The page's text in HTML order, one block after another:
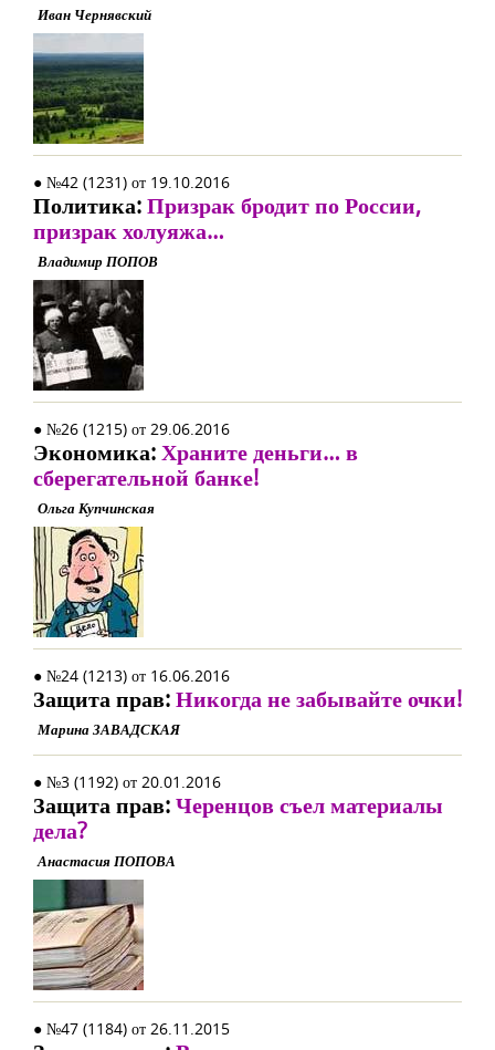
Иван Чернявский
● №42 (1231) от 19.10.2016
Политика:Призрак бродит по России,
призрак холуяжа…
Владимир ПОПОВ
● №26 (1215) от 29.06.2016
Экономика:Храните деньги… в
сберегательной банке!
Ольга Купчинская
● №24 (1213) от 16.06.2016
Защита прав:Никогда не забывайте очки!
Марина ЗАВАДСКАЯ
● №3 (1192) от 20.01.2016
Защита прав:Черенцов съел материалы
дела?
Анастасия ПОПОВА
● №47 (1184) от 26.11.2015